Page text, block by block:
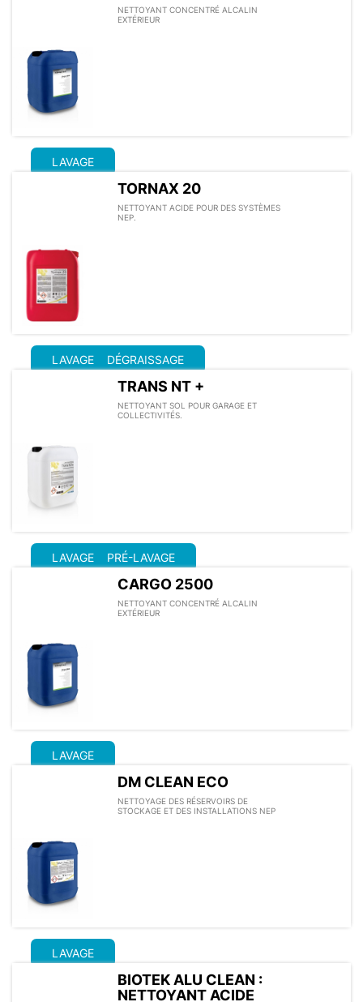
NETTOYANT CONCENTRÉ ALCALIN
EXTÉRIEUR
LAVAGE
TORNAX 20
NETTOYANT ACIDE POUR DES SYSTÈMES
NEP.
LAVAGE DÉGRAISSAGE
TRANS NT +
NETTOYANT SOL POUR GARAGE ET
COLLECTIVITÉS.
LAVAGE PRÉ-LAVAGE
CARGO 2500
NETTOYANT CONCENTRÉ ALCALIN
EXTÉRIEUR
LAVAGE
DM CLEAN ECO
NETTOYAGE DES RÉSERVOIRS DE
STOCKAGE ET DES INSTALLATIONS NEP
LAVAGE
BIOTEK ALU CLEAN :
NETTOYANT ACIDE